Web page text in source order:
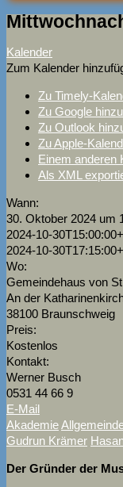
Kalender
Zum Kalender
Zu Timely-
Zu Google
Zu Outlook
Zu Apple-
Einem anderen
Als XML
Wann:
30. Oktober 2024 um
2024-10-
2024-10-
Wo:
Gemeindehaus von
An der
38100 Braunschweig
Preis:
Kostenlos
Kontakt:
Werner Busch
0531 44 66 9
E-Mail
Akademie
Gudrun Krämer
Der Gründer der